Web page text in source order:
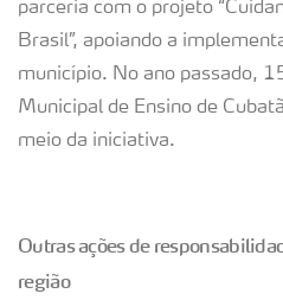
parceria com o projeto
Brasil”, apoiando a
município. No ano passado,
Municipal de Ensino de
meio da iniciativa.
Outras ações de
região